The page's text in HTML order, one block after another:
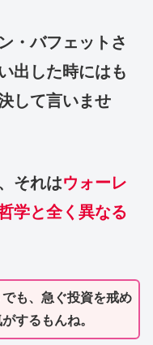
・バフェットさ
出した時にはも
して言いませ
それはウォーレ
学と全く異なる
も、急ぐ投資を戒め
するもんね。